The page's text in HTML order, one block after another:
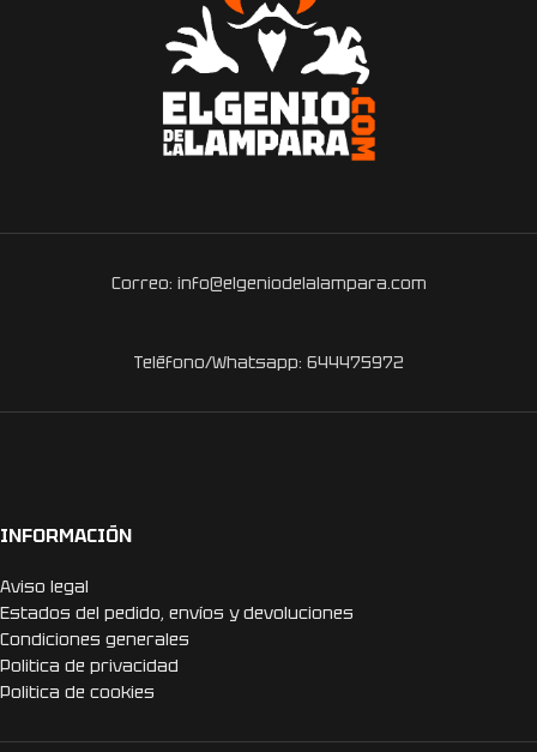
Correo: info@elgeniodelalampara.com
Teléfono/Whatsapp: 644475972
INFORMACIÓN
Aviso legal
Estados del pedido, envíos y devoluciones
Condiciones generales
Politica de privacidad
Politica de cookies